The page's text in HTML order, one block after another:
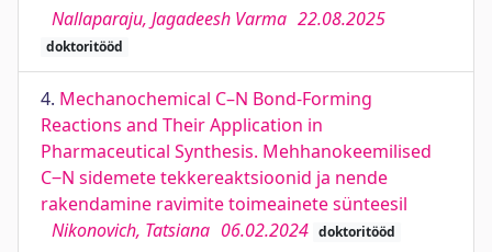
Nallaparaju, Jagadeesh Varma 22.08.2025
doktoritööd
4. Mechanochemical C–N Bond-Forming
Reactions and Their Application in
Pharmaceutical Synthesis. Mehhanokeemilised
C‒N sidemete tekkereaktsioonid ja nende
rakendamine ravimite toimeainete sünteesil
Nikonovich, Tatsiana 06.02.2024 doktoritööd